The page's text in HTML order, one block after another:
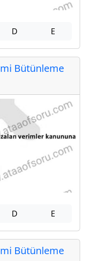
D E
Bütünleme
D E
Bütünleme